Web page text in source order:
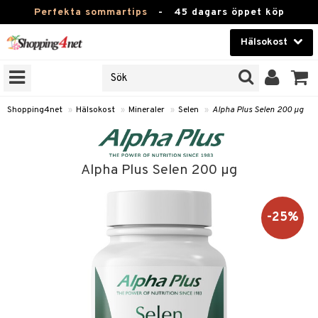
Perfekta sommartips - 45 dagars öppet köp
Hälsokost
Skönhet
Kontaktlinser
Leksaker, Barn & Baby
Shopping4net » Hälsokost » Mineraler » Selen » Alpha Plus Selen 200 µg
Alpha Plus Selen 200 µg
-25%